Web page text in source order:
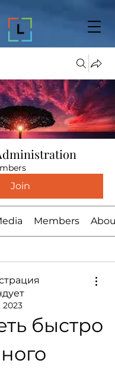
Join
Members About
2023
быстро